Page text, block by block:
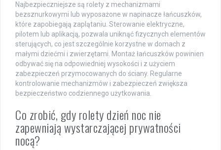
Najbezpieczniejsze są rolety z mechanizmami
bezsznurkowymi lub wyposażone w napinacze łańcuszków,
które zapobiegają zaplątaniu. Sterowanie elektryczne,
pilotem lub aplikacją, pozwala uniknąć fizycznych elementów
sterujących, co jest szczególnie korzystne w domach z
małymi dziećmi i zwierzętami. Montaż łańcuszków powinien
odbywać się na odpowiedniej wysokości i z użyciem
zabezpieczeń przymocowanych do ściany. Regularne
kontrolowanie mechanizmów i zabezpieczeń zwiększa
bezpieczeństwo codziennego użytkowania.
Co zrobić, gdy rolety dzień noc nie
zapewniają wystarczającej prywatności
nocą?